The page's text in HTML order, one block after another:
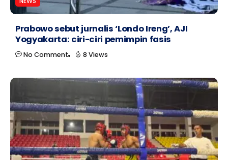
Prabowo sebut jurnalis ‘Londo Ireng’, AJI
Yogyakarta: ciri-ciri pemimpin fasis
No Comment 8 Views